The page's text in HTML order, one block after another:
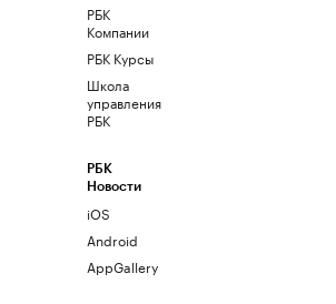
РБК
Компании
РБК Курсы
Школа
управления
РБК
РБК
Новости
iOS
Android
AppGallery